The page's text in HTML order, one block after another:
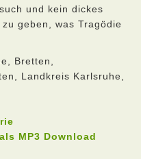
und kein dickes
geben, was Tragödie
Bretten,
Landkreis Karlsruhe,
MP3 Download